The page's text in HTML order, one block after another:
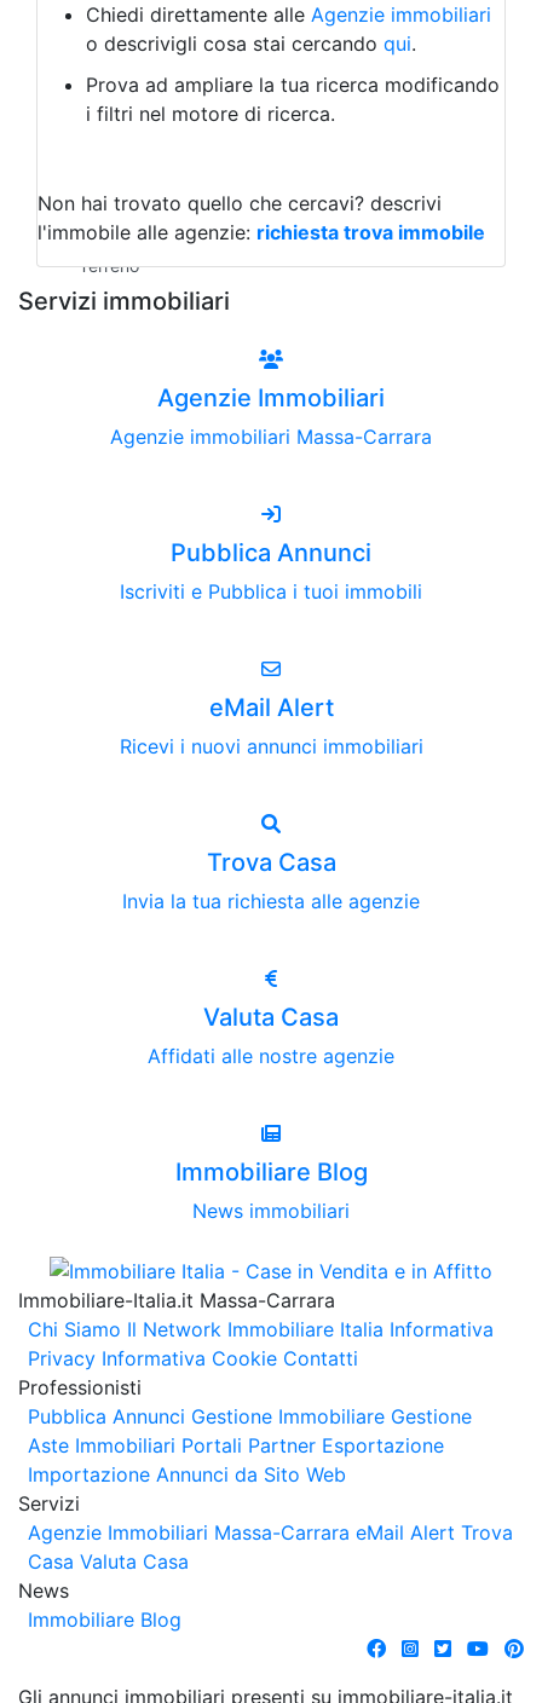
Albergo
Laboratorio Artigianale
Negozio/locale commerciale
Agriturismo
Magazzini
Qualsiasi
Terreno edificabile
Terreno
Chiedi direttamente alle Agenzie immobiliari
o descrivigli cosa stai cercando qui.
Prova ad ampliare la tua ricerca modificando
i filtri nel motore di ricerca.
Non hai trovato quello che cercavi? descrivi
l'immobile alle agenzie: richiesta trova immobile
Servizi immobiliari
Agenzie Immobiliari
Agenzie immobiliari Massa-Carrara
Pubblica Annunci
Iscriviti e Pubblica i tuoi immobili
eMail Alert
Ricevi i nuovi annunci immobiliari
Trova Casa
Invia la tua richiesta alle agenzie
Valuta Casa
Affidati alle nostre agenzie
Immobiliare Blog
News immobiliari
Immobiliare-Italia.it Massa-Carrara
Chi Siamo Il Network Immobiliare Italia Informativa
Privacy Informativa Cookie Contatti
Professionisti
Pubblica Annunci Gestione Immobiliare Gestione
Aste Immobiliari Portali Partner Esportazione
Importazione Annunci da Sito Web
Servizi
Agenzie Immobiliari Massa-Carrara eMail Alert Trova
Casa Valuta Casa
News
Immobiliare Blog
Gli annunci immobiliari presenti su immobiliare-italia.it